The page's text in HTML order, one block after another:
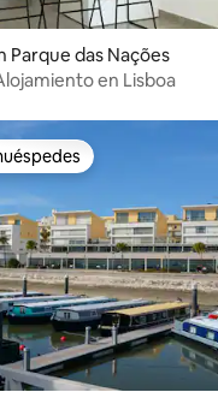
das Nações
en Lisboa